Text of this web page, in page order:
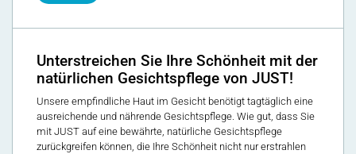
Unterstreichen Sie Ihre Schönheit mit der
natürlichen Gesichtspflege von JUST!
Unsere empfindliche Haut im Gesicht benötigt tagtäglich eine
ausreichende und nährende Gesichtspflege. Wie gut, dass Sie
mit JUST auf eine bewährte, natürliche Gesichtspflege
zurückgreifen können, die Ihre Schönheit nicht nur erstrahlen